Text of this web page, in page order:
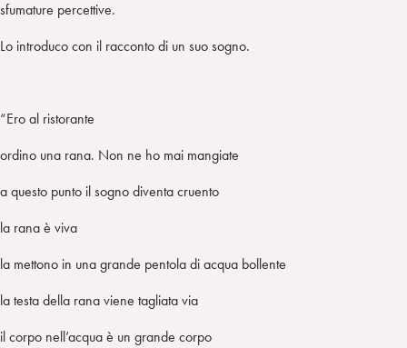
sfumature percettive.
Lo introduco con il racconto di un suo sogno.
“Ero al ristorante
ordino una rana. Non ne ho mai mangiate
a questo punto il sogno diventa cruento
la rana è viva
la mettono in una grande pentola di acqua bollente
la testa della rana viene tagliata via
il corpo nell’acqua è un grande corpo